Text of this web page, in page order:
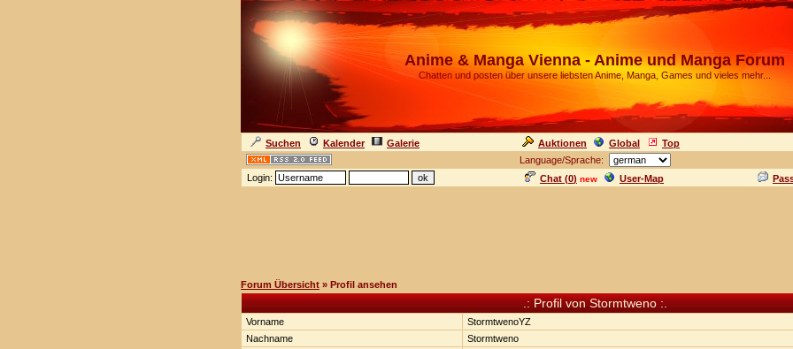
Anime & Manga Vienna - Anime und Manga Forum
Chatten und posten über unsere liebsten Anime, Manga, Games und vieles mehr...
Suchen Kalender Galerie Auktionen Global Top
Language/Sprache:
Login:
Chat (0) new User-Map
Forum Übersicht » Profil ansehen
.: Profil von Stormtweno :.
Vorname
StormtwenoYZ
Nachname
Stormtweno